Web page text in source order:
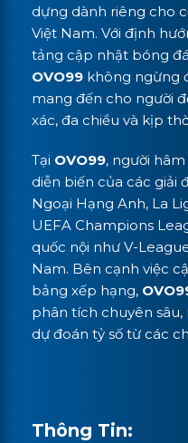
dựng dành riêng cho
Việt Nam. Với định
tảng cập nhật bóng
OVO99 không ngừng
mang đến cho người
xác, đa chiều và kịp
Tại OVO99, người
diễn biến của các giải
Ngoại Hạng Anh, La
UEFA Champions
quốc nội như V-
Nam. Bên cạnh việc
bảng xếp hạng,
phân tích chuyên
dự đoán tỷ số từ các
Thông Tin: